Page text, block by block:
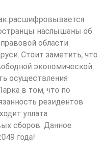
расшифровывается
наслышаны об
области
Стоит заметить, что
экономической
осуществления
в том, что по
резидентов
уплата
сборов. Данное
года!